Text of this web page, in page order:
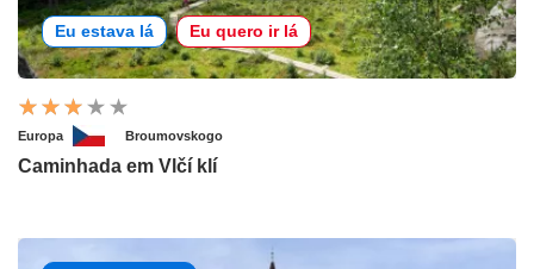
Eu estava lá Eu quero ir lá
Europa Broumovskogo
Caminhada em Vlčí klí